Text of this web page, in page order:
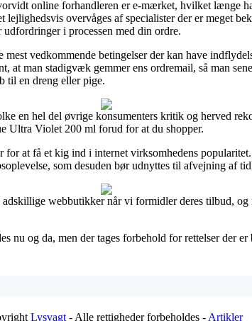
online forhandleren er e-mærket, hvilket længe
overvåges af specialister der er meget
i processen med din ordre.
vedkommende betingelser der kan have
at man stadigvæk gemmer ens ordremail, så man
til en dreng eller pige.
en hel del øvrige konsumenters kritik og herved
Ultra Violet 200 ml forud for at du shopper.
for at få et kig ind i internet virksomhedens
som desuden bør udnyttes til afvejning af
webbutikker når vi formidler deres tilbud,
nu og da, men der tages forbehold for rettelser der er
Lysvagt- Alle rettigheder forbeholdes - Artikler